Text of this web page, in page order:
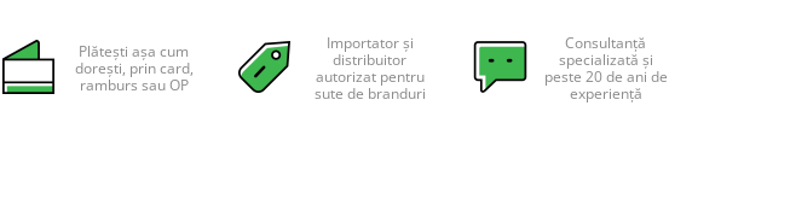
Plătești așa cum
dorești, prin card,
ramburs sau OP
Importator și
distribuitor
autorizat pentru
sute de branduri
Consultanță
specializată și
peste 20 de ani de
experiență